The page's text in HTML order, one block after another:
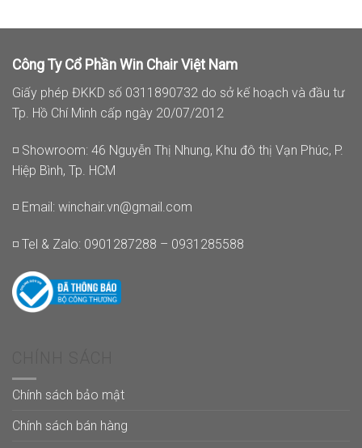
Công Ty Cổ Phần Win Chair Việt Nam
Giấy phép ĐKKD số 0311890732 do sở kế hoạch và đầu tư
Tp. Hồ Chí Minh cấp ngày 20/07/2012
◽ Showroom: 46 Nguyễn Thị Nhung, Khu đô thị Vạn Phúc, P.
Hiệp Bình, Tp. HCM
◽ Email: winchair.vn@gmail.com
◽ Tel & Zalo: 0901287288 – 0931285588
Chính sách bảo mật
Chính sách bán hàng